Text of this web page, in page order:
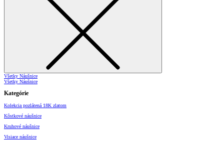
Všetky Náušnice
Všetky Náušnice
Kategórie
Kolekcia pozlátená 18K zlatom
Kôstkové náušnice
Kruhové náušnice
Visiace náušnice